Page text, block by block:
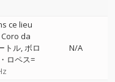
ce lieu
Coro da
トル ボロ
ロペス=
N/A